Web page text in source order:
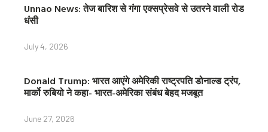
Unnao News: तेज बारिश से गंगा एक्सप्रेसवे से उतरने वाली रोड
धंसी
July 4, 2026
Donald Trump: भारत आएंगे अमेरिकी राष्ट्रपति डोनाल्ड ट्रंप,
मार्को रुबियो ने कहा- भारत-अमेरिका संबंध बेहद मजबूत
June 27, 2026